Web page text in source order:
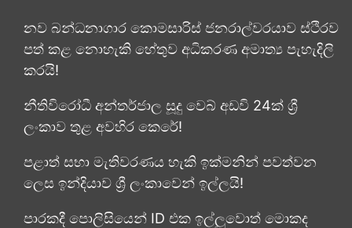
නව බන්ධනාගාර කොමසාරිස් ජනරාල්වරයාව ස්ථිරව
පත් කළ නොහැකි හේතුව අධිකරණ අමාත්‍ය පැහැදිලි
කරයි!
නීතිවිරෝධී අන්තර්ජාල සූදු වෙබ් අඩවි 24ක් ශ්‍රී
ලංකාව තුළ අවහිර කෙරේ!
පළාත් සභා මැතිවරණය හැකි ඉක්මනින් පවත්වන
ලෙස ඉන්දියාව ශ්‍රී ලංකාවෙන් ඉල්ලයි!
පාරකදී පොලිසියෙන් ID එක ඉල්ලුවොත් මොකද